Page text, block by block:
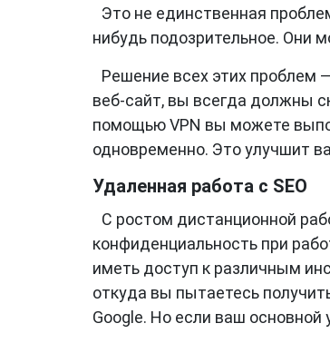
Это не единственная
нибудь подозрительное. Они
Решение всех этих проблем
веб-сайт, вы всегда должны
помощью VPN вы можете
одновременно. Это улучшит
Удаленная работа с SEO
С ростом дистанционной
конфиденциальность при
иметь доступ к различным
откуда вы пытаетесь
Google. Но если ваш основной